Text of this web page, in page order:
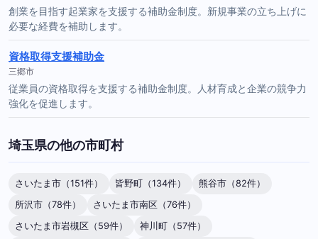
創業を目指す起業家を支援する補助金制度。新規事業の立ち上げに
必要な経費を補助します。
資格取得支援補助金
三郷市
従業員の資格取得を支援する補助金制度。人材育成と企業の競争力
強化を促進します。
埼玉県の他の市町村
さいたま市（151件） 皆野町（134件）
熊谷市（82件）
所沢市（78件）
さいたま市南区（76件）
さいたま市岩槻区（59件）
神川町（57件）